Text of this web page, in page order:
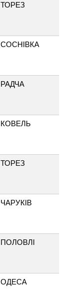
ТОРЕЗ
СОСНІВКА
РАДЧА
КОВЕЛЬ
ТОРЕЗ
ЧАРУКІВ
ПОЛОВЛІ
ОДЕСА